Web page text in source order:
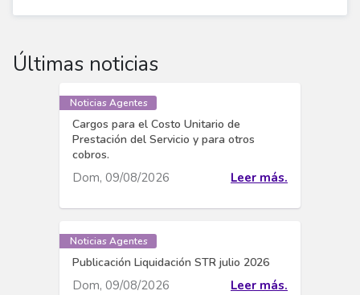
Últimas noticias
Noticias Agentes
Cargos para el Costo Unitario de
Prestación del Servicio y para otros
cobros.
Dom, 09/08/2026 Leer más.
Noticias Agentes
Publicación Liquidación STR julio 2026
Dom, 09/08/2026 Leer más.